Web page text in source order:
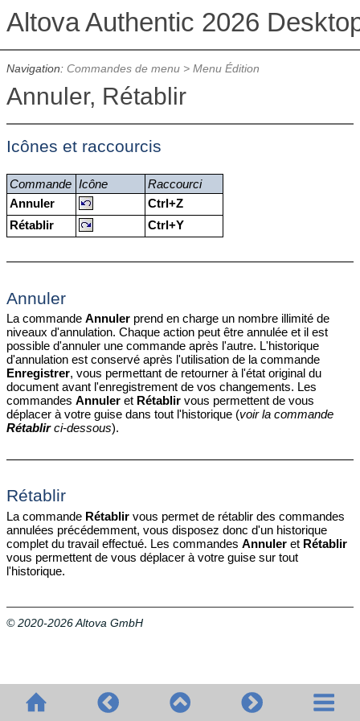
Altova Authentic 2026
Navigation: Commandes de menu> Menu Édition
Annuler, Rétablir
Icônes et raccourcis
Commande Icône
Raccourci
Annuler
Ctrl+Z
Rétablir
Ctrl+Y
Annuler
La commande Annulerprend en charge un nombre illimité de
niveaux d'annulation. Chaque action peut être annulée et il est
possible d'annuler une commande après l'autre. L'historique
d'annulation est conservé après l'utilisation de la commande
Enregistrer, vous permettant de retourner à l'état original du
document avant l'enregistrement de vos changements. Les
commandes Annuleret Rétablirvous permettent de vous
déplacer à votre guise dans tout l'historique (voir la commande
Rétablirci-dessous).
Rétablir
La commande Rétablirvous permet de rétablir des commandes
annulées précédemment, vous disposez donc d'un historique
complet du travail effectué. Les commandes Annuleret Rétablir
vous permettent de vous déplacer à votre guise sur tout
l'historique.
© 2020-2026 Altova GmbH